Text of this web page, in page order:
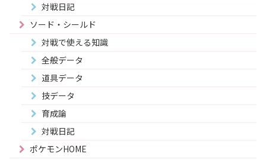
対戦日記
ソード・シールド
対戦で使える知識
全般データ
道具データ
技データ
育成論
対戦日記
ポケモンHOME